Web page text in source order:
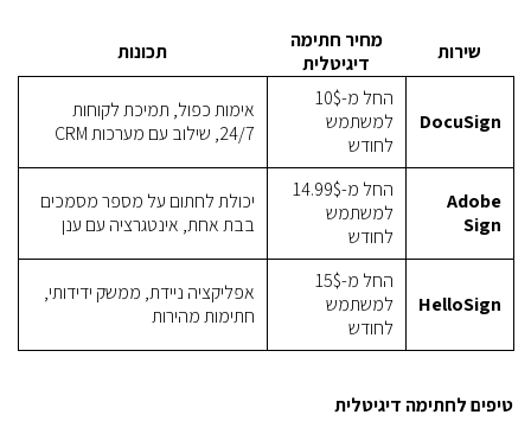
שירות
מחיר חתימה
דיגיטלית
תכונות
DocuSign
החל מ-10$
למשתמש
לחודש
אימות כפול, תמיכת לקוחות
24/7, שילוב עם מערכות CRM
Adobe
Sign
החל מ-14.99$
למשתמש
לחודש
יכולת לחתום על מספר מסמכים
בבת אחת, אינטגרציה עם ענן
HelloSign
החל מ-15$
למשתמש
לחודש
אפליקציה ניידת, ממשק ידידותי,
חתימות מהירות
טיפים לחתימה דיגיטלית